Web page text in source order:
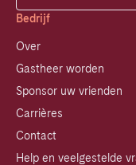
Bedrijf
Over
Gastheer worden
Sponsor uw vrienden
Carrières
Contact
Help en veelgestelde